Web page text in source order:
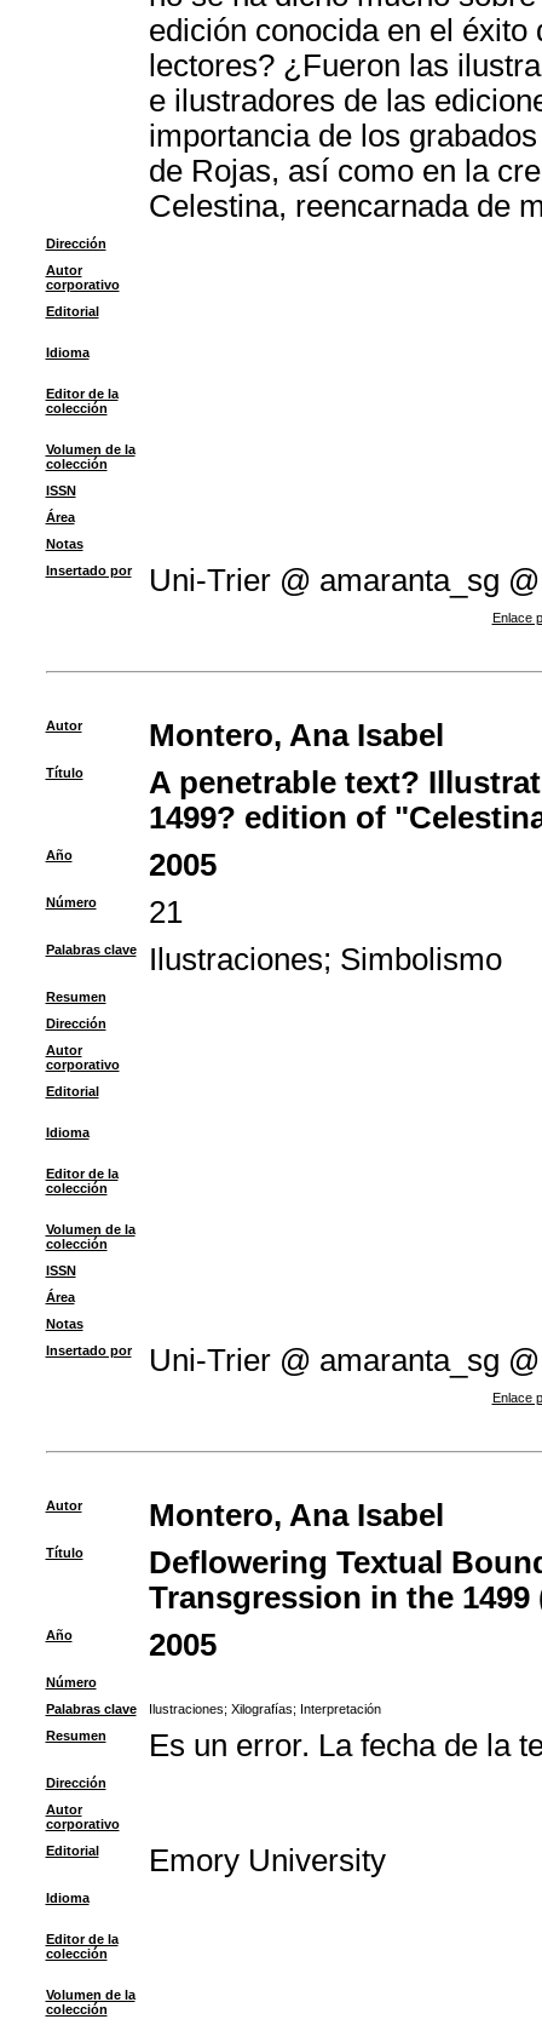
edición conocida en el
lectores? ¿Fueron las
e ilustradores de las
importancia de los
de Rojas, así como en la
Celestina, reencarnada de
Dirección
Autor
corporativo
Editorial
Idioma
Editor de la
colección
Volumen de la
colección
ISSN
Área
Notas
Insertado por
Uni-Trier @ amaranta_sg @
Enlace
Autor Montero, Ana Isabel
Título
A penetrable text?
1499? edition of
Año 2005
Número 21
Palabras clave Ilustraciones; Simbolismo
Resumen
Dirección
Autor
corporativo
Editorial
Idioma
Editor de la
colección
Volumen de la
colección
ISSN
Área
Notas
Insertado por
Uni-Trier @ amaranta_sg @
Enlace
Autor Montero, Ana Isabel
Título
Deflowering Textual
Transgression in the
Año 2005
Número
Palabras clave
Ilustraciones; Xilografías; Interpretación
Resumen
Es un error. La fecha de la
Dirección
Autor
corporativo
Editorial
Emory University
Idioma
Editor de la
colección
Volumen de la
colección